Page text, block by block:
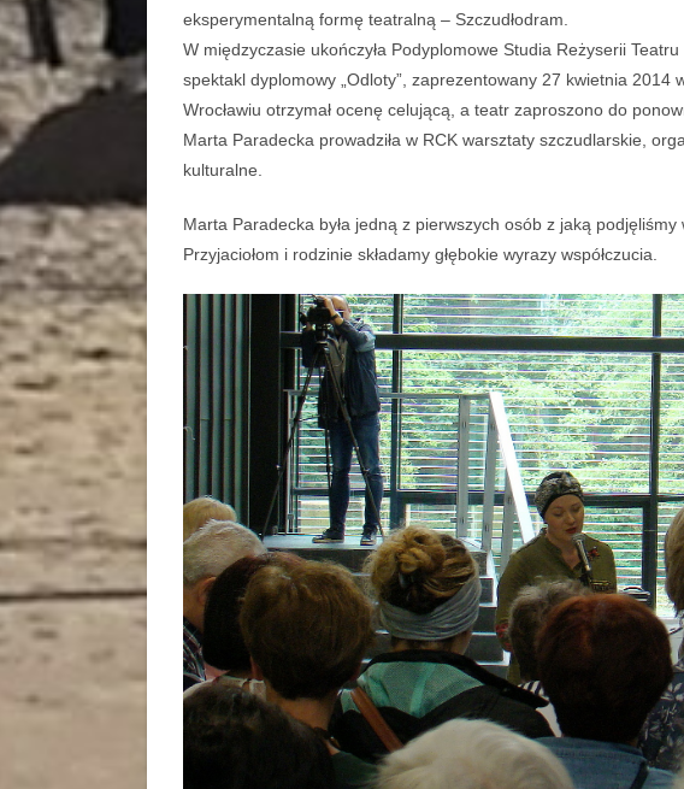
eksperymentalną formę teatralną – Szczudłodram.
W międzyczasie ukończyła Podyplomowe Studia Reżyserii
spektakl dyplomowy „Odloty”, zaprezentowany 27 kwietnia 2014
Wrocławiu otrzymał ocenę celującą, a teatr zaproszono do
Marta Paradecka prowadziła w RCK warsztaty szczudlarskie,
kulturalne.
Marta Paradecka była jedną z pierwszych osób z jaką
Przyjaciołom i rodzinie składamy głębokie wyrazy współczucia.